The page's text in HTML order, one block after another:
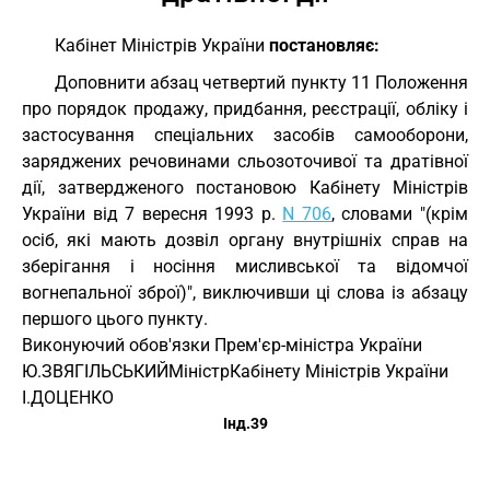
Кабінет Міністрів України постановляє:
Доповнити абзац четвертий пункту 11 Положення
про порядок продажу, придбання, реєстрації, обліку і
застосування спеціальних засобів самооборони,
заряджених речовинами сльозоточивої та дратівної
дії, затвердженого постановою Кабінету Міністрів
України від 7 вересня 1993 р. N 706, словами "(крім
осіб, які мають дозвіл органу внутрішніх справ на
зберігання і носіння мисливської та відомчої
вогнепальної зброї)", виключивши ці слова із абзацу
першого цього пункту.
Виконуючий обов'язки Прем'єр-міністра України
Ю.ЗВЯГІЛЬСЬКИЙМіністрКабінету Міністрів України
І.ДОЦЕНКО
Інд.39